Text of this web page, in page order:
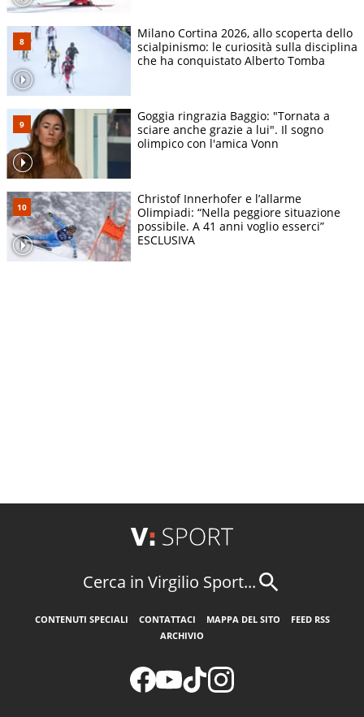
Milano Cortina 2026, allo scoperta dello
scialpinismo: le curiosità sulla disciplina
che ha conquistato Alberto Tomba
Goggia ringrazia Baggio: "Tornata a
sciare anche grazie a lui". Il sogno
olimpico con l'amica Vonn
Christof Innerhofer e l’allarme
Olimpiadi: “Nella peggiore situazione
possibile. A 41 anni voglio esserci”
ESCLUSIVA
Cerca in Virgilio Sport...
CONTENUTI SPECIALI CONTATTACI MAPPA DEL SITO
FEED RSS
ARCHIVIO